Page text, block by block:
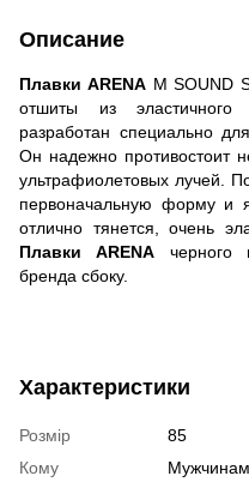
Описание
Плавки ARENA M SOUND
отшиты из
разработан специально
Он надежно противостоит
ультрафиолетовых лучей.
первоначальную форму и
отлично тянется, очень
Плавки ARENA черного
бренда сбоку.
Характеристики
Розмір
85
Кому
Мужчинам